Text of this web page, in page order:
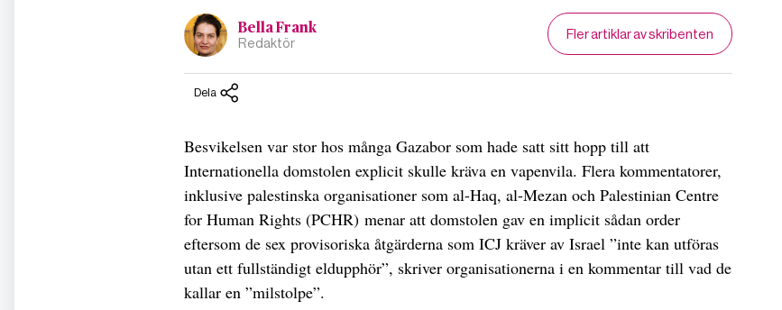
Bella Frank
Redaktör
Fler artiklar av skribenten
Dela
Besvikelsen var stor hos många Gazabor som hade satt sitt hopp till att
Internationella domstolen explicit skulle kräva en vapenvila. Flera kommentatorer,
inklusive palestinska organisationer som al-Haq, al-Mezan och Palestinian Centre
for Human Rights (PCHR) menar att domstolen gav en implicit sådan order
eftersom de sex provisoriska åtgärderna som ICJ kräver av Israel ”inte kan utföras
utan ett fullständigt eldupphör”, skriver organisationerna i en kommentar till vad de
kallar en ”milstolpe”.